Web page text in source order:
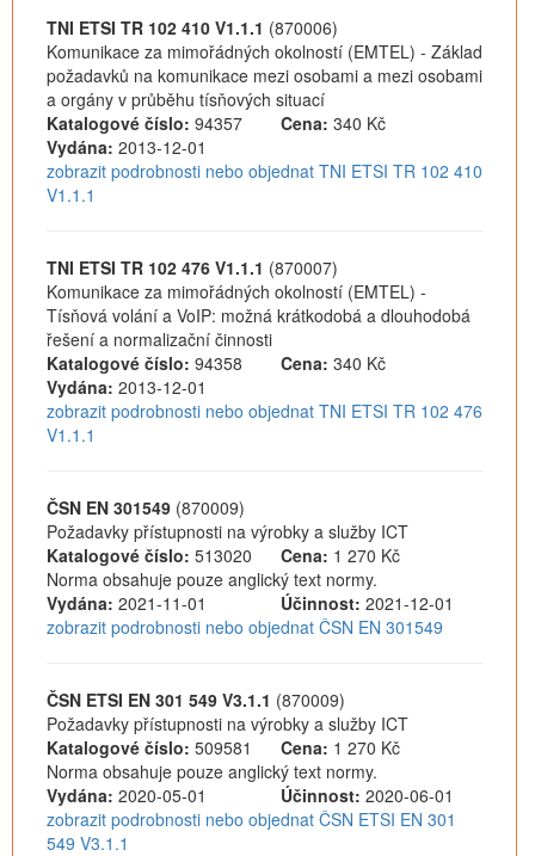
TNI ETSI TR 102 410 V1.1.1 (870006)
Komunikace za mimořádných okolností (EMTEL) - Základ
požadavků na komunikace mezi osobami a mezi osobami
a orgány v průběhu tísňových situací
Katalogové číslo: 94357 Cena: 340 Kč
Vydána: 2013-12-01
zobrazit podrobnosti nebo objednat TNI ETSI TR 102 410
V1.1.1
TNI ETSI TR 102 476 V1.1.1 (870007)
Komunikace za mimořádných okolností (EMTEL) -
Tísňová volání a VoIP: možná krátkodobá a dlouhodobá
řešení a normalizační činnosti
Katalogové číslo: 94358 Cena: 340 Kč
Vydána: 2013-12-01
zobrazit podrobnosti nebo objednat TNI ETSI TR 102 476
V1.1.1
ČSN EN 301549 (870009)
Požadavky přístupnosti na výrobky a služby ICT
Katalogové číslo: 513020 Cena: 1 270 Kč
Norma obsahuje pouze anglický text normy.
Vydána: 2021-11-01 Účinnost: 2021-12-01
zobrazit podrobnosti nebo objednat ČSN EN 301549
ČSN ETSI EN 301 549 V3.1.1 (870009)
Požadavky přístupnosti na výrobky a služby ICT
Katalogové číslo: 509581 Cena: 1 270 Kč
Norma obsahuje pouze anglický text normy.
Vydána: 2020-05-01 Účinnost: 2020-06-01
zobrazit podrobnosti nebo objednat ČSN ETSI EN 301
549 V3.1.1